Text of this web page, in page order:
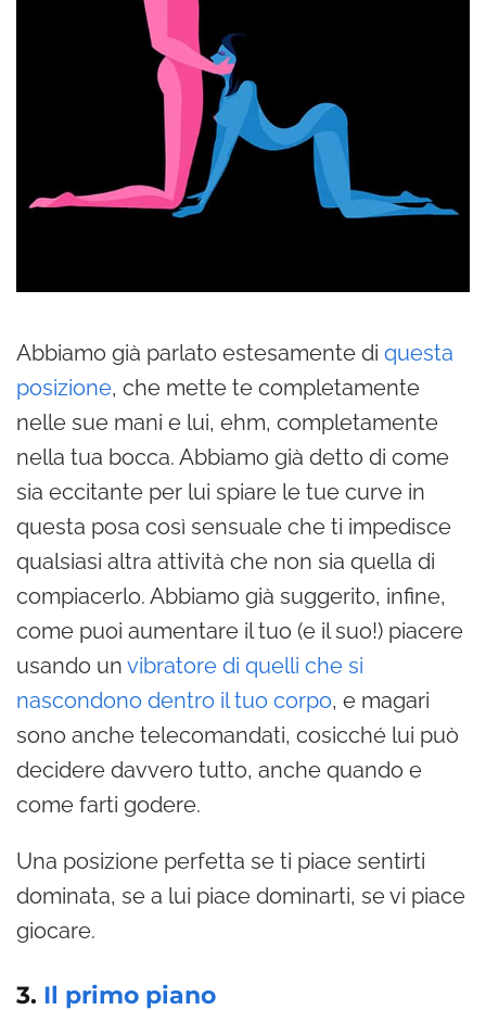
Abbiamo già parlato estesamente di questa
posizione, che mette te completamente
nelle sue mani e lui, ehm, completamente
nella tua bocca. Abbiamo già detto di come
sia eccitante per lui spiare le tue curve in
questa posa così sensuale che ti impedisce
qualsiasi altra attività che non sia quella di
compiacerlo. Abbiamo già suggerito, infine,
come puoi aumentare il tuo (e il suo!) piacere
usando un vibratore di quelli che si
nascondono dentro il tuo corpo, e magari
sono anche telecomandati, cosicché lui può
decidere davvero tutto, anche quando e
come farti godere.
Una posizione perfetta se ti piace sentirti
dominata, se a lui piace dominarti, se vi piace
giocare.
3. Il primo piano